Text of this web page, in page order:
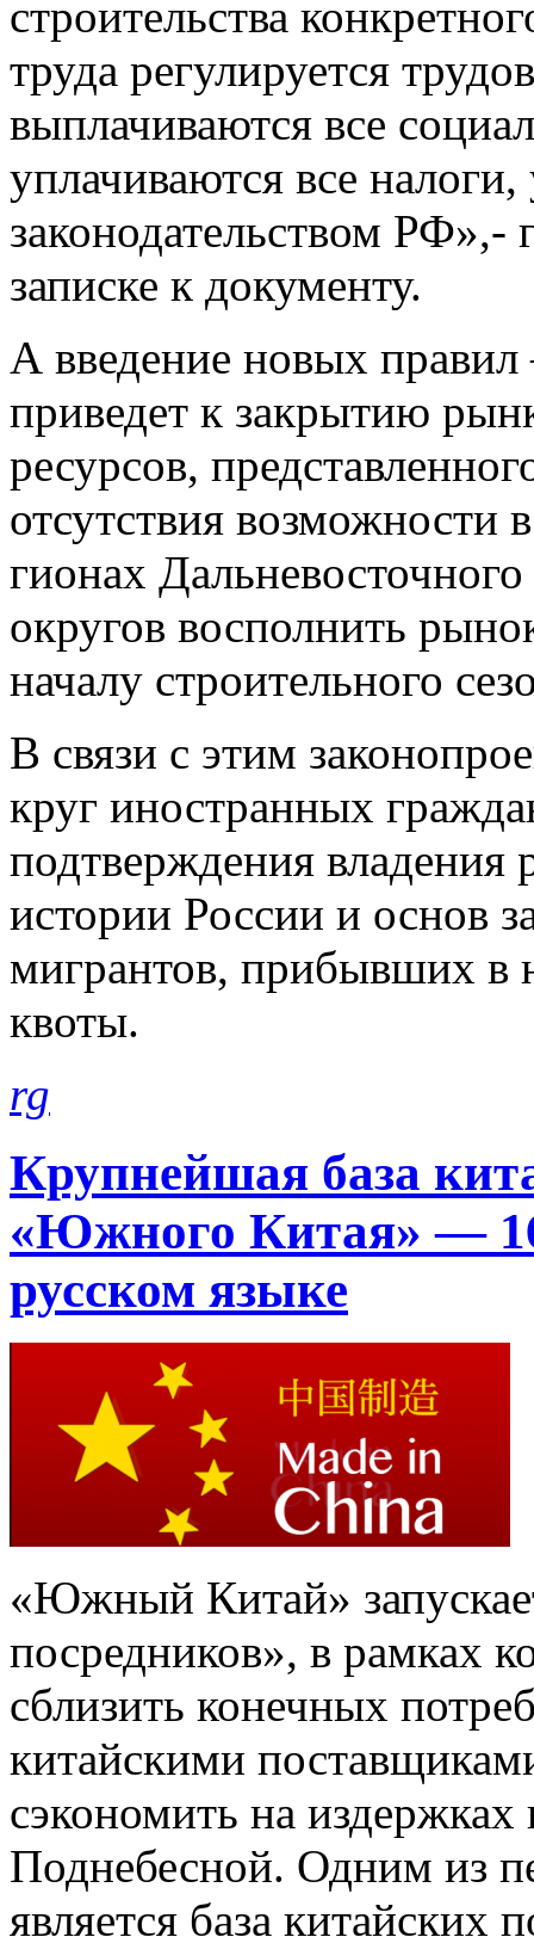
строитель­ства
труда регулируется
выплачиваются все
уплачиваются все
законодательством РФ»,-
записке к документу.
А введение новых
приведет к­ закрытию
ресурсов,
отсутствия возможности
гионах
округов восполнить
началу строительного
В связи с этим
круг иностран­ных
подтверждения владения
истории России и основ
мигрантов, прибывших в
квоты.
rg
Крупнейшая база
«Южного Китая» —
русском языке
«Южный Китай»
посредников», в рамках
сблизить конечных
китайскими
сэкономить на издержках
Поднебесной. Одним из
является база китайских